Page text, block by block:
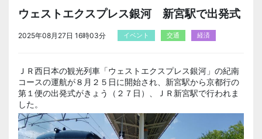
ウェストエクスプレス銀河 新宮駅で出発式
2025年08月27日 16時03分 イベント 交通 経済
ＪＲ西日本の観光列車「ウェストエクスプレス銀河」の紀南
コースの運航が８月２５日に開始され、新宮駅から京都行の
第１便の出発式がきょう（２７日）、ＪＲ新宮駅で行われま
した。